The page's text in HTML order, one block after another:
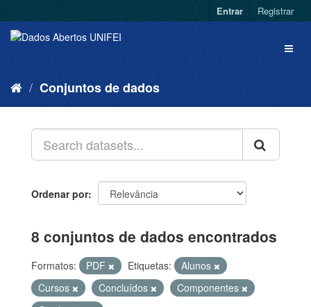
Entrar Registrar
Conjuntos de dados
Ordenar por
8 conjuntos de dados encontrados
Formatos: PDF Etiquetas:
Alunos
Cursos
Concluídos
Componentes